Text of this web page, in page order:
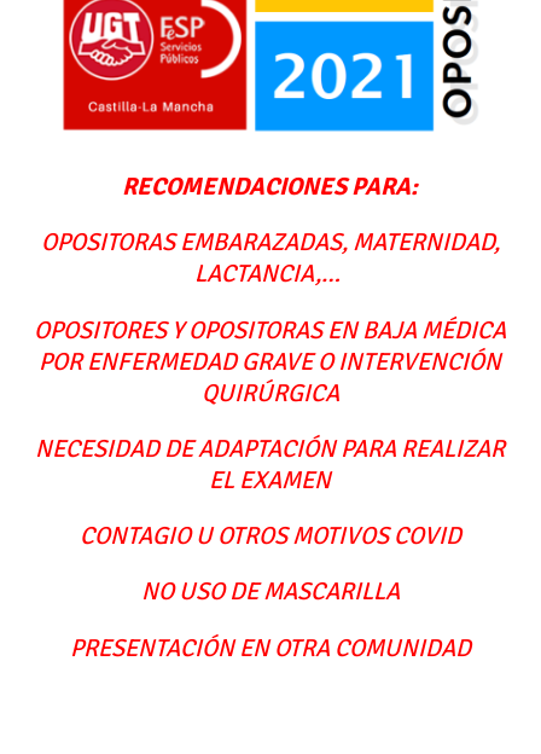
RECOMENDACIONES PARA:
OPOSITORAS EMBARAZADAS, MATERNIDAD,
LACTANCIA,…
OPOSITORES Y OPOSITORAS EN BAJA MÉDICA
POR ENFERMEDAD GRAVE O INTERVENCIÓN
QUIRÚRGICA
NECESIDAD DE ADAPTACIÓN PARA REALIZAR
EL EXAMEN
CONTAGIO U OTROS MOTIVOS COVID
NO USO DE MASCARILLA
PRESENTACIÓN EN OTRA COMUNIDAD